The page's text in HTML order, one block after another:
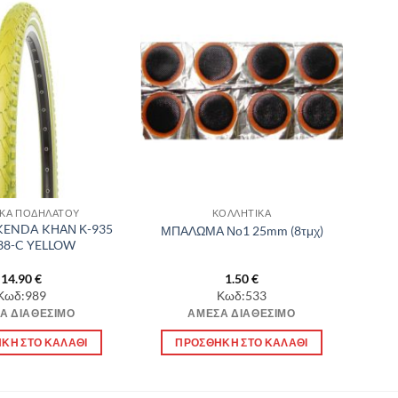
ΠΟΔΗΛΑΤΟΥ
KΗΑΝ Κ-935
C YELLOW
14.90€
ΔΙΑΘΈΣΙΜΟ
ΣΤΟ ΚΑΛΆΘΙ
Πρόσθήκη
στην λίστα
επιθυμιών
ΚΟΛΛΗΤΙΚΑ
ΜΠΑΛΩΜΑ Νο1 25mm (8τμχ)
1.50€
Κωδ:533
ΆΜΕΣΑ ΔΙΑΘΈΣΙΜΟ
ΠΡΟΣΘΉΚΗ ΣΤΟ ΚΑΛΆΘΙ